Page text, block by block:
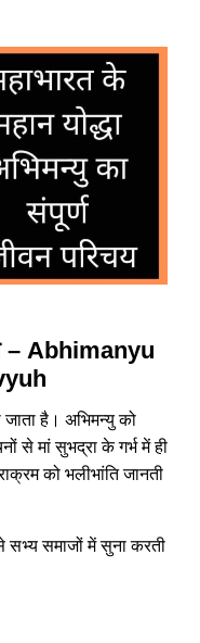
– Abhimanyu
जाता है। अभिमन्यु को
से मां सुभद्रा के गर्भ में ही
को भलीभांति जानती
समाजों में सुना करती